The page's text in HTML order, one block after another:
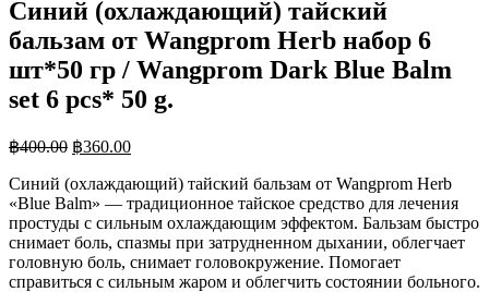
Синий (охлаждающий) тайский
бальзам от Wangprom Herb набор 6
шт*50 гр / Wangprom Dark Blue Balm
set 6 pcs* 50 g.
฿400.00 ฿360.00
Синий (охлаждающий) тайский бальзам от Wangprom Herb
«Blue Balm» — традиционное тайское средство для лечения
простуды с сильным охлаждающим эффектом. Бальзам быстро
снимает боль, спазмы при затрудненном дыхании, облегчает
головную боль, снимает головокружение. Помогает
справиться с сильным жаром и облегчить состоянии больного.